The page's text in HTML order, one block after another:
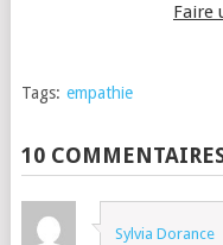
Faire
Tags: empathie
10
Sylvia Dorance